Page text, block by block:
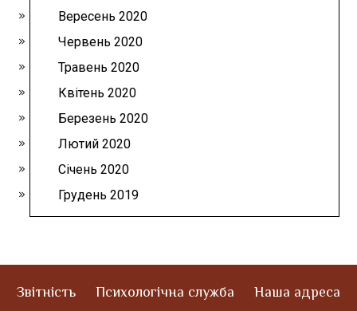
Вересень 2020
Червень 2020
Травень 2020
Квітень 2020
Березень 2020
Лютий 2020
Січень 2020
Грудень 2019
Звітність Психологічна служба Наша адреса